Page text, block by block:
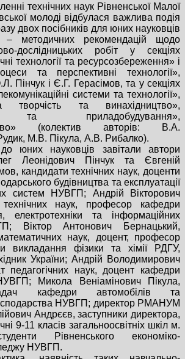
технічних наук Рівненської Малої
молоді відбулася важлива подія
двох посібників для юних науковців
– методичних рекомендацій щодо
дослідницьких робіт у секціях
технології та ресурсозбереження» і
та перспективні технології»,
Пінчук і Є.Г. Герасімов, та у секціях
системи та технології»,
творчість та винахідництво»,
та приладобудування»,
(колектив авторів: В.А.
М.В. Пікула, А.В. Рибалко).
юних науковців завітали автори
Леонідович Пінчук та Євгеній
кандидати технічних наук, доценти
будівництва та експлуатації
систем НУВГП; Андрій Вікторович
наук, професор кафедри
електротехніки та інформаційних
Віктор Антонович Бернацький,
наук, доцент, професор
викладання фізики та хімії РДГУ,
України; Андрій Володимирович
педагогічних наук, доцент кафедри
Микола Веніамінович Пікула,
кафедри автомобілів та
НУВГП; директор РМАНУМ
Андрєєв, заступники директора,
9-11 класів загальноосвітніх шкіл м.
Рівненського економіко-
НУВГП.